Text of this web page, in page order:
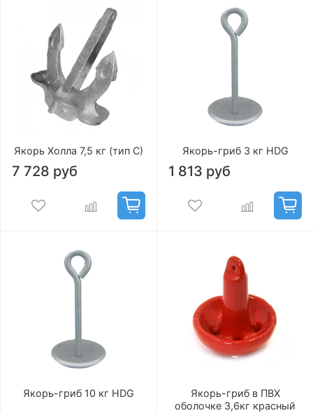
Якорь Холла 7,5 кг (тип С)
7 728 руб
Якорь-гриб 3 кг HDG
1 813 руб
Якорь-гриб 10 кг HDG
Якорь-гриб в ПВХ
оболочке 3,6кг красный